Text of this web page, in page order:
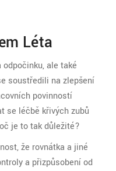
Léta
ale také
soustředili na zlepšení
povinností
se léčbě křivých zubů
je to tak důležité?
že rovnátka a jiné
a přizpůsobení od